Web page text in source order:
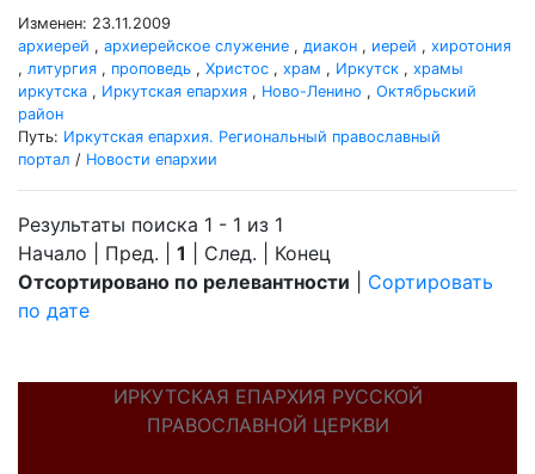
Изменен: 23.11.2009
архиерей , архиерейское служение , диакон , иерей , хиротония
, литургия , проповедь , Христос , храм , Иркутск , храмы
иркутска , Иркутская епархия , Ново-Ленино , Октябрьский
район
Путь: Иркутская епархия. Региональный православный
портал / Новости епархии
Результаты поиска 1 - 1 из 1
Начало | Пред. | 1 | След. | Конец
Отсортировано по релевантности
Сортировать
по дате
ИРКУТСКАЯ ЕПАРХИЯ РУССКОЙ
ПРАВОСЛАВНОЙ ЦЕРКВИ